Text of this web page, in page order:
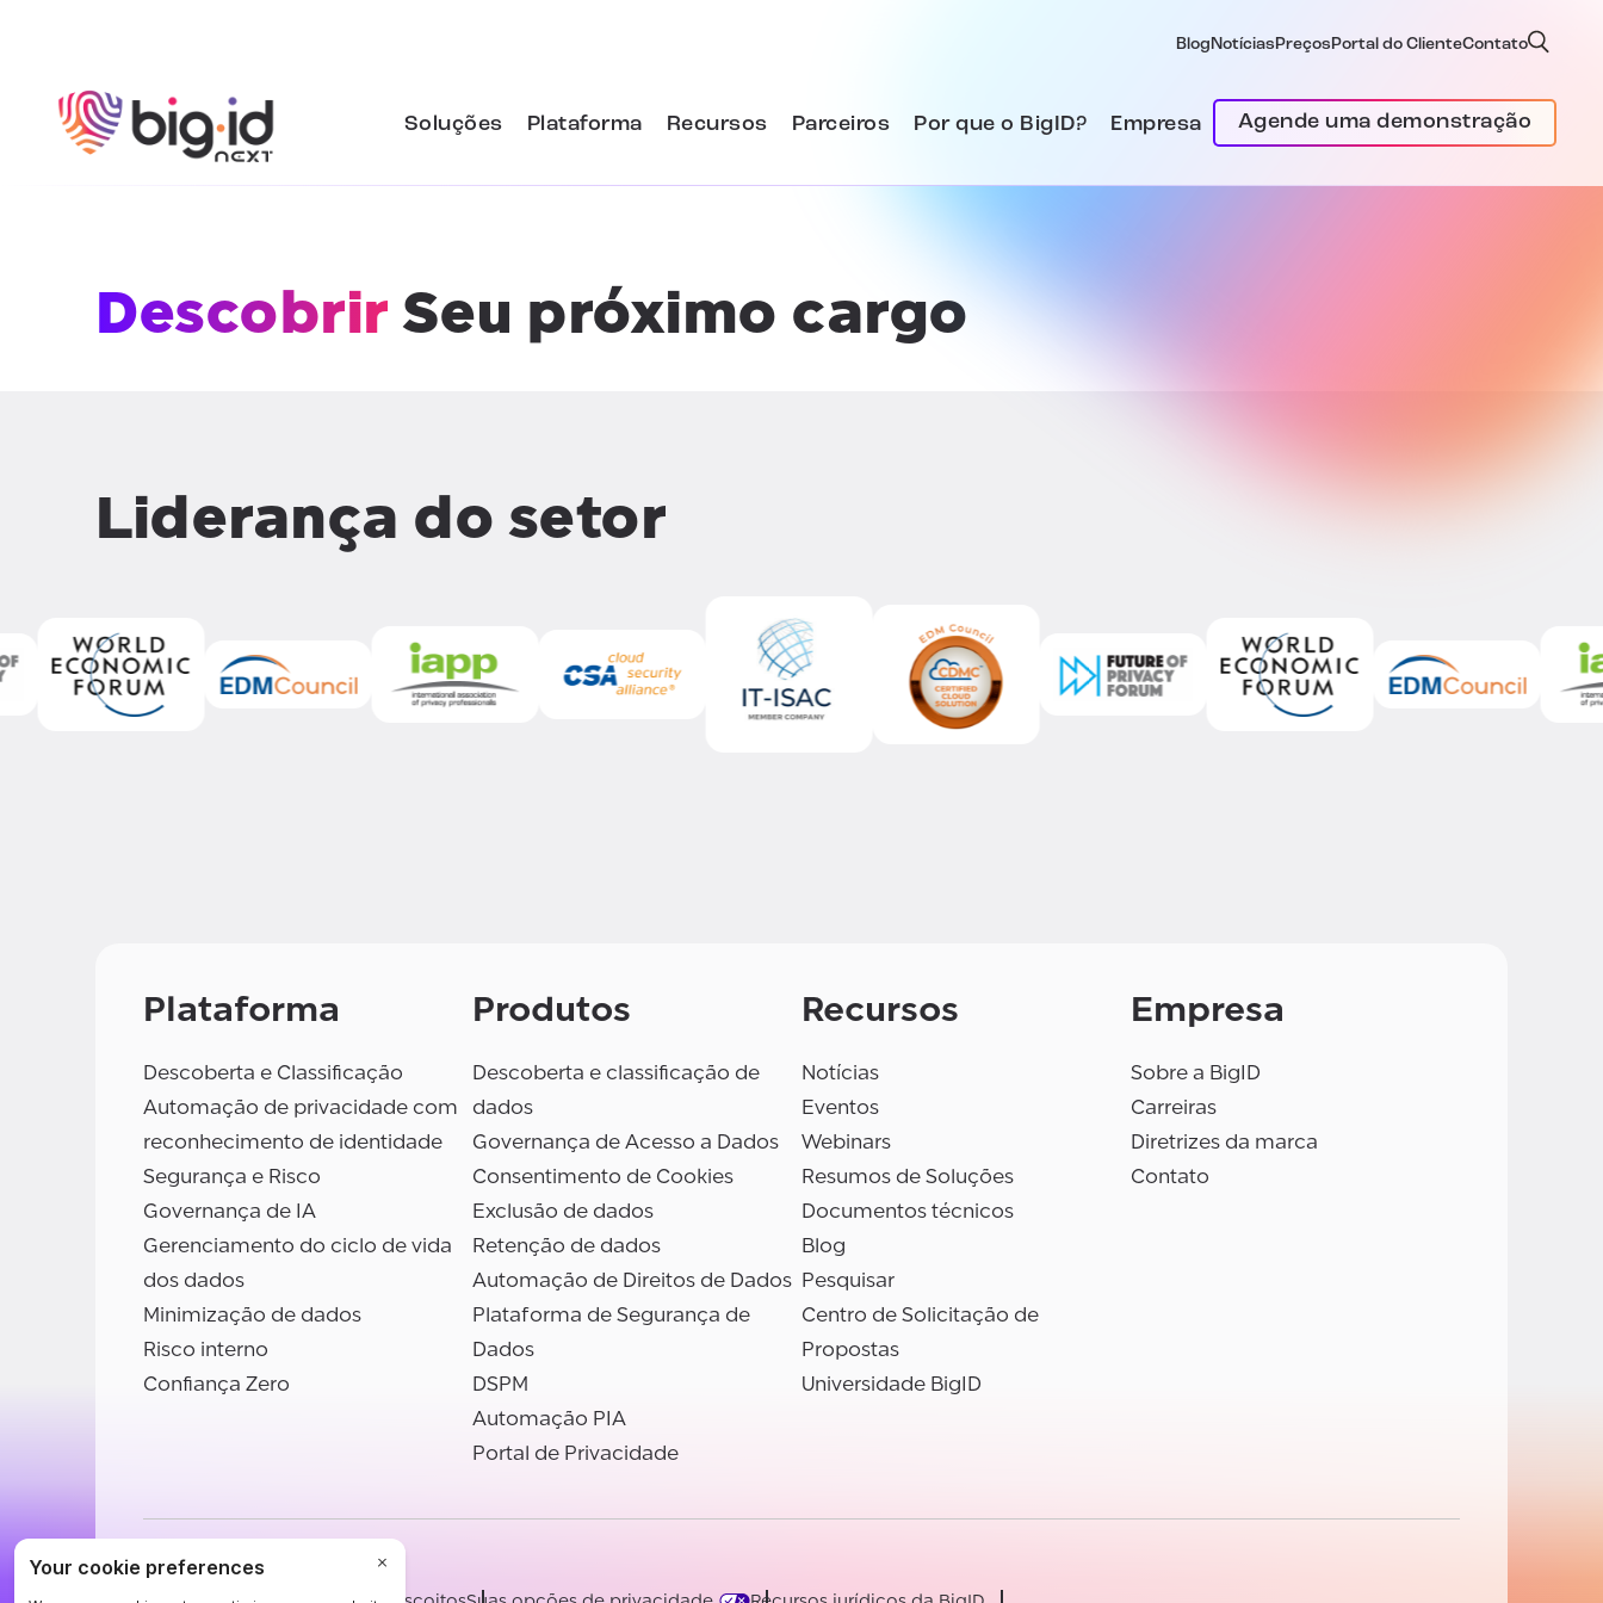
Blog Notícias Preços Portal do ClienteContato
Soluções Plataforma Recursos Parceiros Por que o BigID? Empresa Agende uma demonstração
Descobrir Seu próximo cargo
Liderança do setor
Plataforma
Descoberta e Classificação
Automação de privacidade com
reconhecimento de identidade
Segurança e Risco
Governança de IA
Gerenciamento do ciclo de vida
dos dados
Minimização de dados
Risco interno
Confiança Zero
Produtos
Descoberta e classificação de
dados
Governança de Acesso a Dados
Consentimento de Cookies
Exclusão de dados
Retenção de dados
Automação de Direitos de Dados
Plataforma de Segurança de
Dados
DSPM
Automação PIA
Portal de Privacidade
Recursos
Notícias
Eventos
Webinars
Resumos de Soluções
Documentos técnicos
Blog
Pesquisar
Centro de Solicitação de
Propostas
Universidade BigID
Empresa
Sobre a BigID
Carreiras
Diretrizes da marca
Contato
©BigID